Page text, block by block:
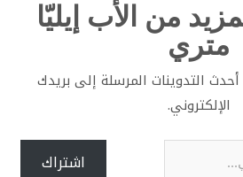
من الأب إيليّا
متري
التدوينات المرسلة إلى بريدك
الإلكتروني.
اشتراك